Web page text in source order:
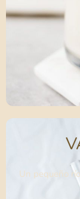
Un pequeño